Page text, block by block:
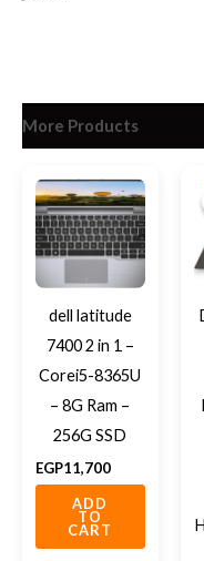
More Products
dell latitude
7400 2 in 1 –
Corei5-8365U
– 8G Ram –
256G SSD
EGP11,700
ADD
TO
CART